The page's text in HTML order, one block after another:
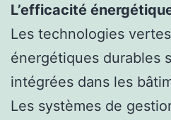
L’efficacité
Les technologies
énergétiques durables
intégrées dans les
Les systèmes de